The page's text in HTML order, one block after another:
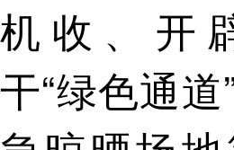
机收、开
干“绿色通